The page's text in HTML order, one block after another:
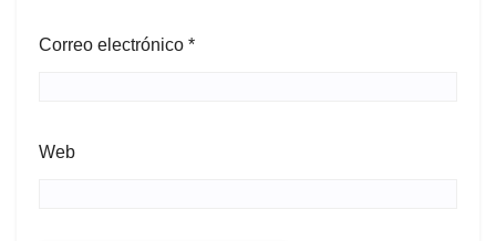
Correo electrónico *
Web